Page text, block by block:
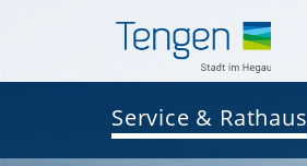
Service & Rathaus